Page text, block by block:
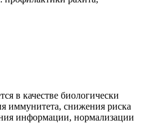
качестве биологически
иммунитета, снижения риска
информации, нормализации